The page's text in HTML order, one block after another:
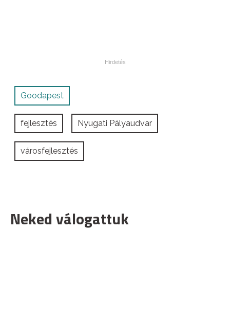
Goodapest
fejlesztés Nyugati Pályaudvar
városfejlesztés
Neked válogattuk